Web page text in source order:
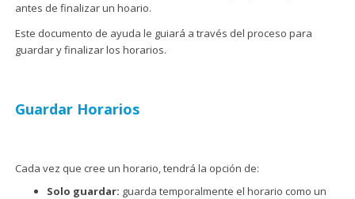
antes de finalizar un hoario.
Este documento de ayuda le guiará a través del proceso para
guardar y finalizar los horarios.
Guardar Horarios
Cada vez que cree un horario, tendrá la opción de:
Solo guardar: guarda temporalmente el horario como un